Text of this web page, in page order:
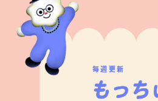
毎週更新